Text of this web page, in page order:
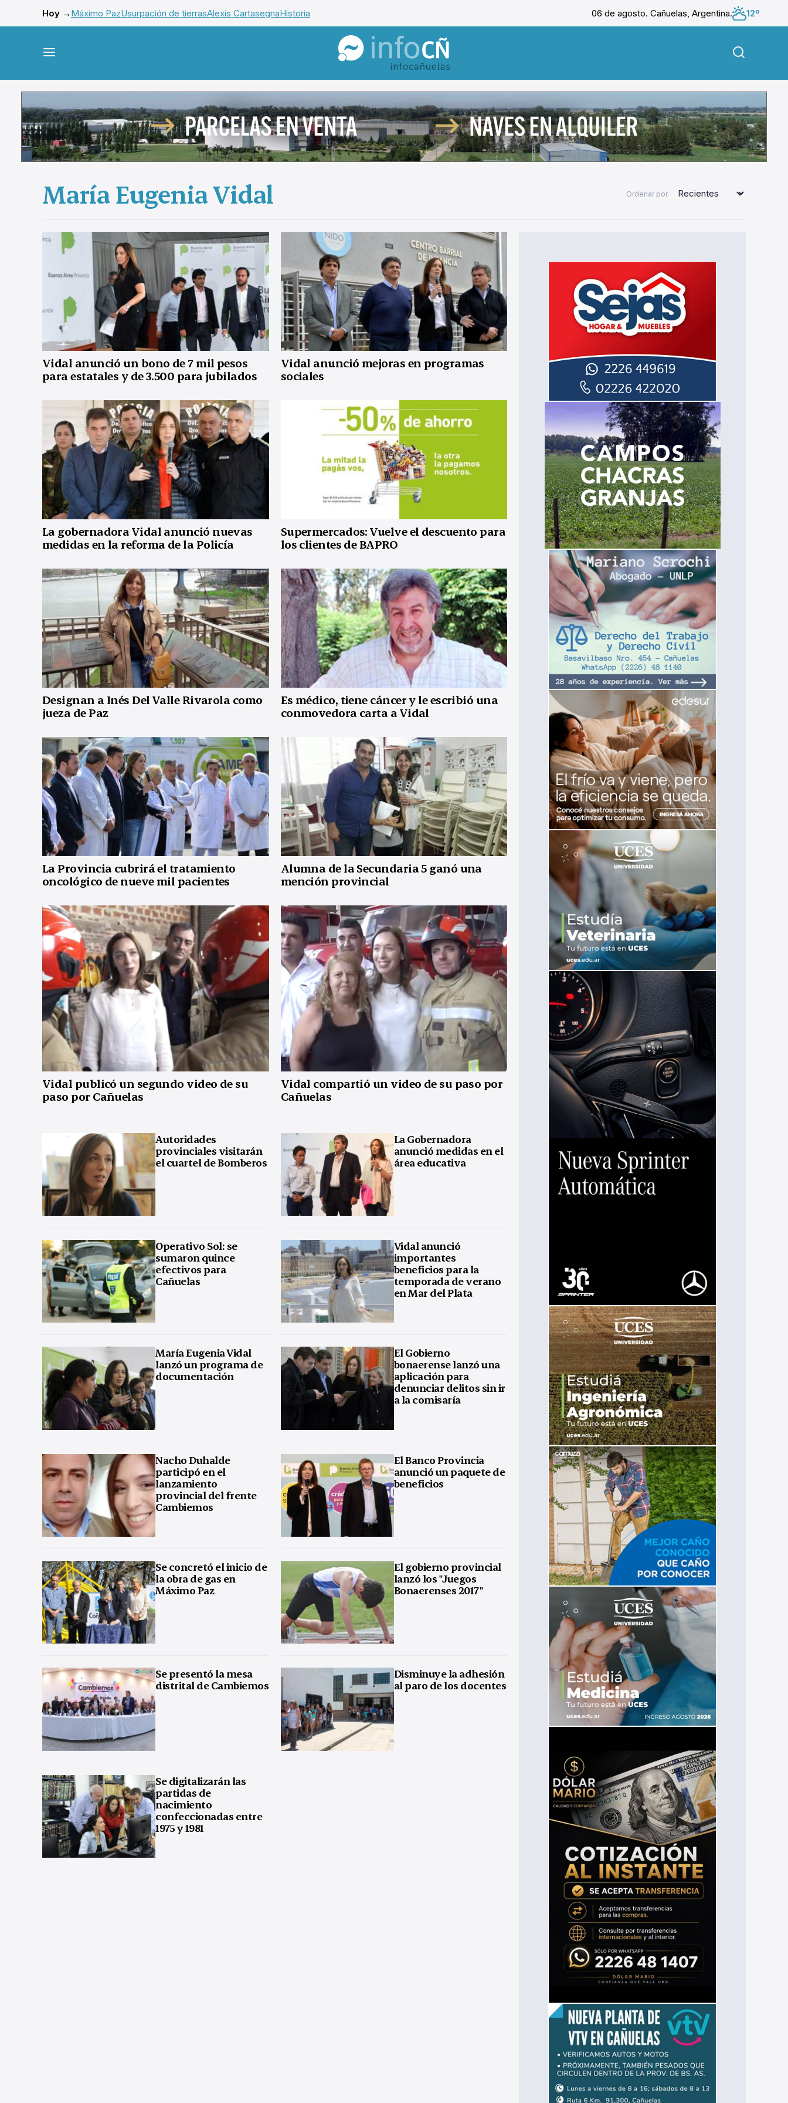
Hoy → Máximo PazUsurpación de tierrasAlexis CartasegnaHistoria 06 de agosto. Cañuelas, Argentina.
12º
InfoCañuelas
María Eugenia Vidal Ordenar por
Vidal anunció un bono de 7 mil pesos
para estatales y de 3.500 para jubilados
Vidal anunció mejoras en programas
sociales
La gobernadora Vidal anunció nuevas
medidas en la reforma de la Policía
Supermercados: Vuelve el descuento para
los clientes de BAPRO
Designan a Inés Del Valle Rivarola como
jueza de Paz
Es médico, tiene cáncer y le escribió una
conmovedora carta a Vidal
La Provincia cubrirá el tratamiento
oncológico de nueve mil pacientes
Alumna de la Secundaria 5 ganó una
mención provincial
Vidal publicó un segundo video de su
paso por Cañuelas
Vidal compartió un video de su paso por
Cañuelas
Autoridades
provinciales visitarán
el cuartel de Bomberos
La Gobernadora
anunció medidas en el
área educativa
Operativo Sol: se
sumaron quince
efectivos para
Cañuelas
Vidal anunció
importantes
beneficios para la
temporada de verano
en Mar del Plata
María Eugenia Vidal
lanzó un programa de
documentación
El Gobierno
bonaerense lanzó una
aplicación para
denunciar delitos sin ir
a la comisaría
Nacho Duhalde
participó en el
lanzamiento
provincial del frente
Cambiemos
El Banco Provincia
anunció un paquete de
beneficios
Se concretó el inicio de
la obra de gas en
Máximo Paz
El gobierno provincial
lanzó los "Juegos
Bonaerenses 2017"
Se presentó la mesa
distrital de Cambiemos
Disminuye la adhesión
al paro de los docentes
Se digitalizarán las
partidas de
nacimiento
confeccionadas entre
1975 y 1981